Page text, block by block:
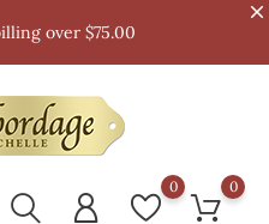
over $75.00
0 0